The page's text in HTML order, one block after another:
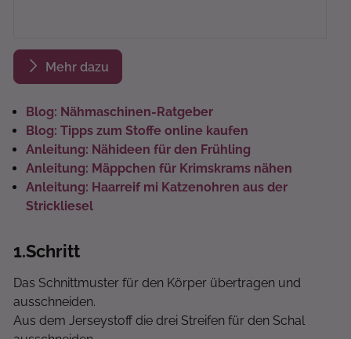
Mehr dazu
Blog: Nähmaschinen-Ratgeber
Blog: Tipps zum Stoffe online kaufen
Anleitung: Nähideen für den Frühling
Anleitung: Mäppchen für Krimskrams nähen
Anleitung: Haarreif mi Katzenohren aus der
Strickliesel
1.Schritt
Das Schnittmuster für den Körper übertragen und
ausschneiden.
Aus dem Jerseystoff die drei Streifen für den Schal